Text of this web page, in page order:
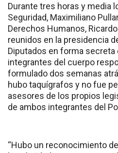
Durante tres horas y media
Seguridad, Maximiliano
Derechos Humanos,
reunidos en la presidencia
Diputados en forma
integrantes del cuerpo
formulado dos semanas
hubo taquígrafos y no fue
asesores de los propios
de ambos integrantes del
“Hubo un reconocimiento